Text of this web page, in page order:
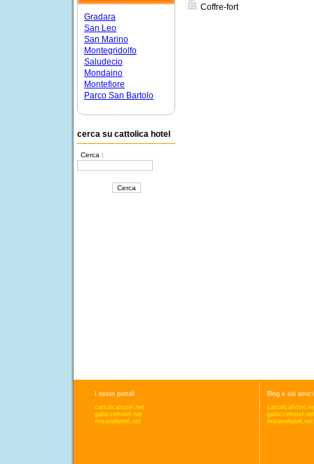
Gradara
San Leo
San Marino
Montegridolfo
Saludecio
Mondaino
Montefiore
Parco San Bartolo
cerca su cattolica hotel
Cerca :
Coffre-fort
I nostri portali
cattolicahotel.net
gabiccehotel.net
misanohotel.net
Blog e siti amici
gabiccehotel.net
misanohotel.net